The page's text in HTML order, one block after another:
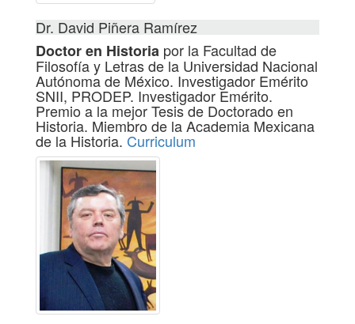
Dr. David Piñera Ramírez
Doctor en Historia por la Facultad de
Filosofía y Letras de la Universidad Nacional
Autónoma de México. Investigador Emérito
SNII, PRODEP. Investigador Emérito.
Premio a la mejor Tesis de Doctorado en
Historia. Miembro de la Academia Mexicana
de la Historia. Curriculum